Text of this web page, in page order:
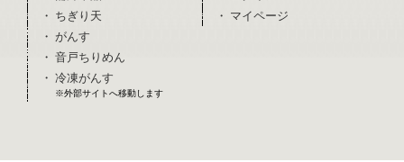
・ ちぎり天
・ がんす
・ 音戸ちりめん
・ 冷凍がんす
※外部サイトへ移動します
・ マイページ